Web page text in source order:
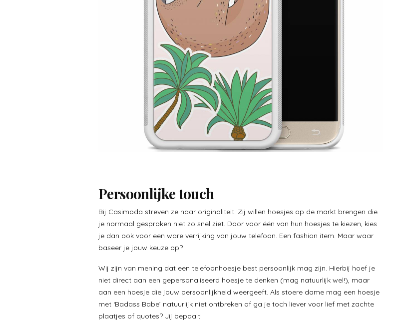
Persoonlijke touch
Bij Casimoda streven ze naar originaliteit. Zij willen hoesjes op de markt brengen die
je normaal gesproken niet zo snel ziet. Door voor één van hun hoesjes te kiezen, kies
je dan ook voor een ware verrijking van jouw telefoon. Een fashion item. Maar waar
baseer je jouw keuze op?
Wij zijn van mening dat een telefoonhoesje best persoonlijk mag zijn. Hierbij hoef je
niet direct aan een gepersonaliseerd hoesje te denken (mag natuurlijk wel!), maar
aan een hoesje die jouw persoonlijkheid weergeeft. Als stoere dame mag een hoesje
met ‘Badass Babe’ natuurlijk niet ontbreken of ga je toch liever voor lief met zachte
plaatjes of quotes? Jij bepaalt!